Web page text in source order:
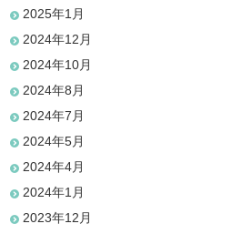
2025年1月
2024年12月
2024年10月
2024年8月
2024年7月
2024年5月
2024年4月
2024年1月
2023年12月